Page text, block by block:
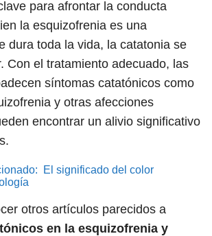
para afrontar la conducta
la esquizofrenia es una
dura toda la vida, la catatonia se
Con el tratamiento adecuado, las
síntomas catatónicos como
y otras afecciones
encontrar un alivio significativo
El significado del color
otros artículos parecidos a
en la esquizofrenia y